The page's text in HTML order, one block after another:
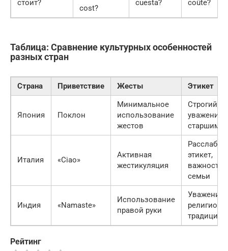
стоит?
cost?
cuesta? coûte?
Таблица: Сравнение культурных особенностей
разных стран
Страна Приветствие Жесты Этикет
Япония Поклон
Минимальное
использование
жестов
Строгий
уважение
старшим
Италия «Ciao»
Активная
жестикуляция
этикет,
важность
семьи
Индия «Namaste»
Использование
правой руки
Уважение
традициям
Рейтинг